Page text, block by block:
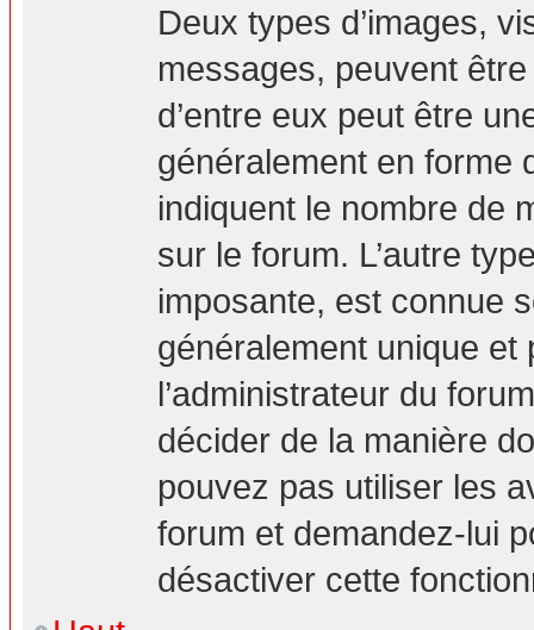
Deux types d’images,
messages, peuvent être
d’entre eux peut être
généralement en forme
indiquent le nombre de
sur le forum. L’autre
imposante, est connue
généralement unique et
l’administrateur du
décider de la manière
pouvez pas utiliser les
forum et demandez-lui
désactiver cette